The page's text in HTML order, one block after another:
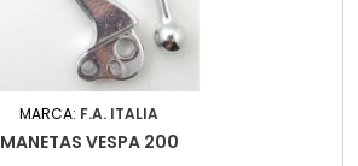
MARCA: F.A. ITALIA
MANETAS VESPA 200